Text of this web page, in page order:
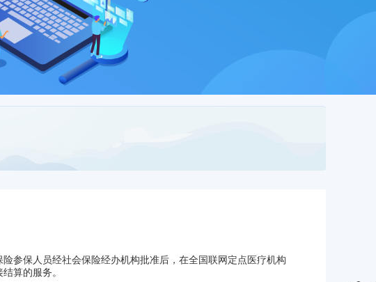
参保人员经社会保险经办机构批准后，在全国联网定点医疗机构
算的服务。